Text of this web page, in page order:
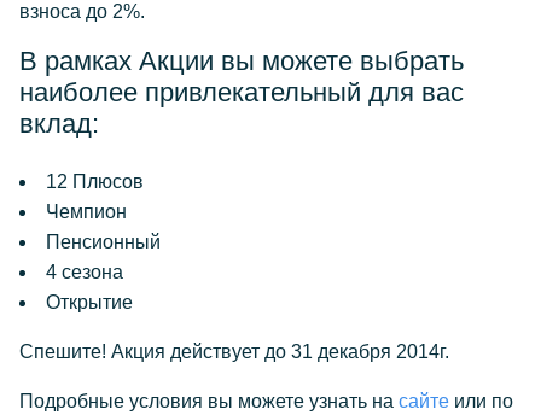
взноса до 2%.
В рамках Акции вы можете выбрать
наиболее привлекательный для вас
вклад:
12 Плюсов
Чемпион
Пенсионный
4 сезона
Открытие
Спешите! Акция действует до 31 декабря 2014г.
Подробные условия вы можете узнать на сайте или по